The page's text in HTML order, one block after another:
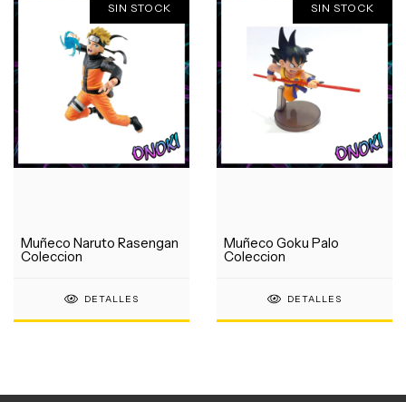
SIN STOCK
Muñeco Naruto Rasengan
Coleccion
DETALLES
SIN STOCK
Muñeco Goku Palo
Coleccion
DETALLES